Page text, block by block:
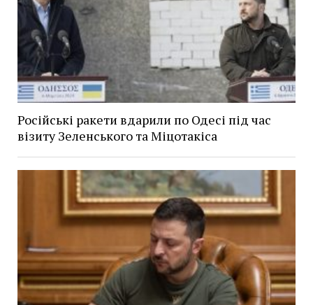
Російські ракети вдарили по Одесі під час
візиту Зеленського та Міцотакіса